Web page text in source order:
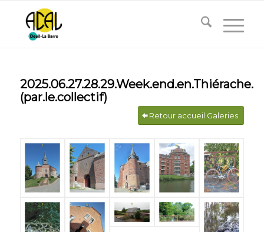
2025.06.27.28.29.Week.end.en.Thiérache.
(par.le.collectif)
Retour accueil Galeries